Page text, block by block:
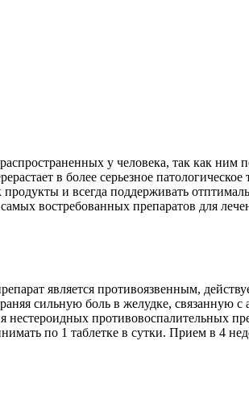
у человека, так как
в более серьезное
и всегда поддерживать
востребованных препаратов для
является противоязвенным,
сильную боль в желудке, связанную
нестероидных противовоспалительных
по 1 таблетке в сутки. Прием в 4